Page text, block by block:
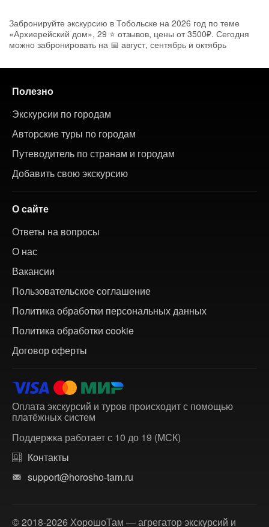
Забронируйте экскурсию в Тобольске на 2026 год по теме
«Архиерейский дом», 29 ⭐ отзывов, цены от 3500₽. Сегодня
можно забронировать на 📅 август, сентябрь и октябрь
Полезно
Экскурсии по городам
Авторские туры по городам
Путеводитель по странам и городам
Добавить свою экскурсию
О сайте
Ответы на вопросы
О нас
Вакансии
Пользовательское соглашение
Политика обработки персональных данных
Политика обработки cookie
Договор оферты
Оплата экскурсий и туров происходит с помощью
платёжных систем
Поддержка работает с 10 до 19 (МСК)
Контакты
support@horosho-tam.ru
© 2018-2026 ХорошоТам — агрегатор экскурсий и